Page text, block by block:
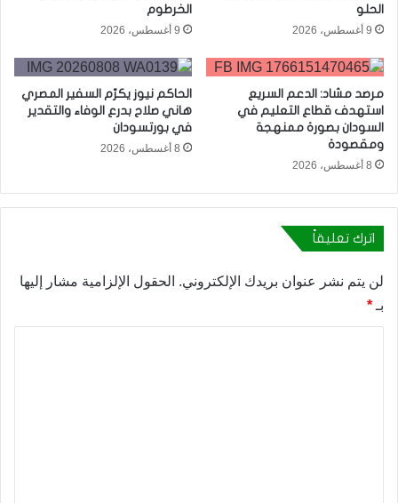
الحلو
9 أغسطس، 2026
الخرطوم
9 أغسطس، 2026
مرصد مشاد: الدعم السريع
استهدف قطاع التعليم في
السودان بصورة ممنهجة
ومقصودة
8 أغسطس، 2026
الحاكم نيوز يكرّم السفير المصري
هاني صلاح بدرع الوفاء والتقدير
في بورتسودان
8 أغسطس، 2026
اترك تعليقاً
لن يتم نشر عنوان بريدك الإلكتروني. الحقول الإلزامية مشار إليها
بـ *